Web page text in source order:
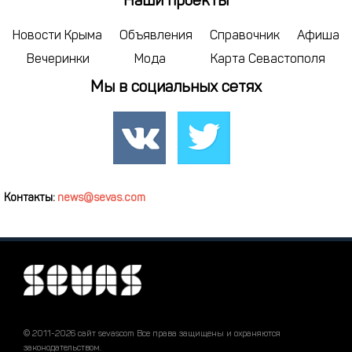
Новости Крыма Объявления Справочник
Афиша
Вечеринки
Мода Карта Севастополя
Мы в социальных сетях
Контакты: news@sevas.com
© 2011-2026 сайт sevascom Все права защищены и охраняются
законодательством.